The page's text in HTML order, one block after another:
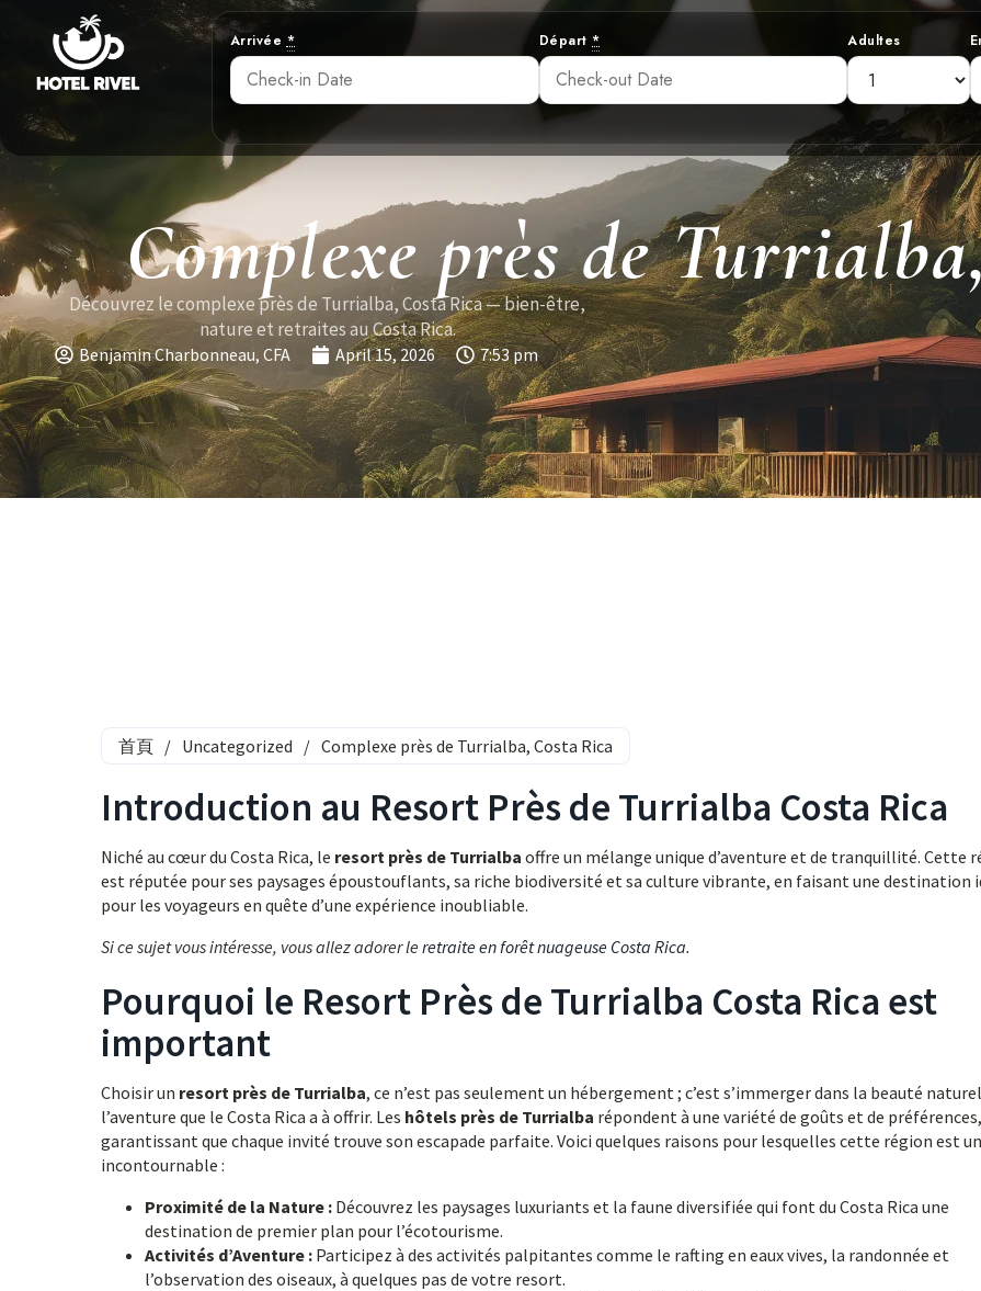
Arrivée * Départ * Adultes
Complexe près de
Découvrez le complexe près de Turrialba, Costa Rica — bien-être,
nature et retraites au Costa Rica.
Benjamin Charbonneau, CFA April 15, 2026 7:53 pm
首頁 / Uncategorized / Complexe près de Turrialba, Costa Rica
Introduction au Resort Près de Turrialba Costa Rica
Niché au cœur du Costa Rica, le resort près de Turrialba offre un mélange unique d’aventure et de tranquillité. Cette
est réputée pour ses paysages époustouflants, sa riche biodiversité et sa culture vibrante, en faisant une destination
pour les voyageurs en quête d’une expérience inoubliable.
Si ce sujet vous intéresse, vous allez adorer le retraite en forêt nuageuse Costa Rica.
Pourquoi le Resort Près de Turrialba Costa Rica est
important
Choisir un resort près de Turrialba, ce n’est pas seulement un hébergement ; c’est s’immerger dans la beauté
l’aventure que le Costa Rica a à offrir. Les hôtels près de Turrialba répondent à une variété de goûts et de préférences,
garantissant que chaque invité trouve son escapade parfaite. Voici quelques raisons pour lesquelles cette région est un
incontournable :
Proximité de la Nature : Découvrez les paysages luxuriants et la faune diversifiée qui font du Costa Rica une
destination de premier plan pour l’écotourisme.
Activités d’Aventure : Participez à des activités palpitantes comme le rafting en eaux vives, la randonnée et
l’observation des oiseaux, à quelques pas de votre resort.